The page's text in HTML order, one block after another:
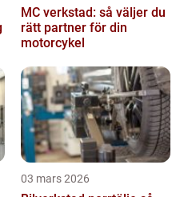
MC verkstad: så väljer du
rätt partner för din
motorcykel
03 mars 2026